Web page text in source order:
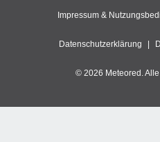
Impressum &
Datenschutzerklärung
© 2026 Meteored.